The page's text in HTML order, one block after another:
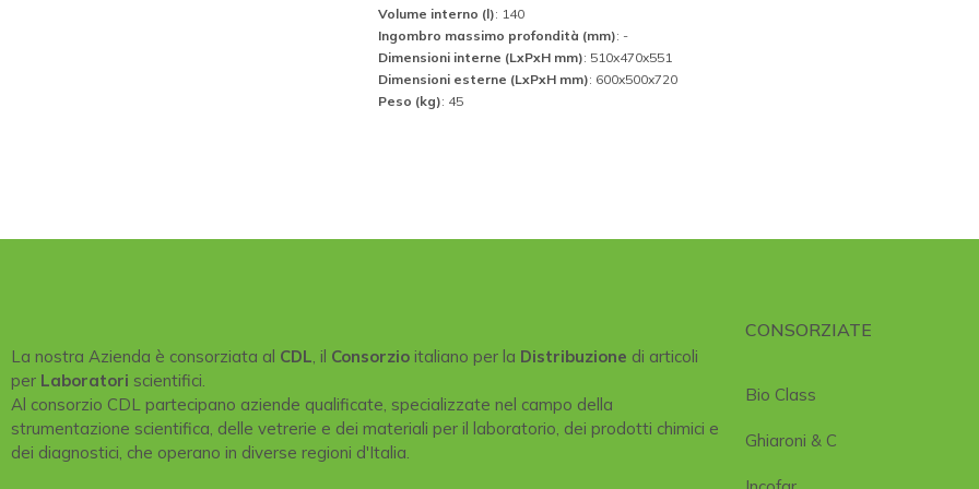
Volume interno (l): 140
Ingombro massimo profondità (mm): -
Dimensioni interne (LxPxH mm): 510x470x551
Dimensioni esterne (LxPxH mm): 600x500x720
Peso (kg): 45
La nostra Azienda è consorziata al CDL, il Consorzio italiano per la Distribuzione di articoli
per Laboratori scientifici.
Al consorzio CDL partecipano aziende qualificate, specializzate nel campo della
strumentazione scientifica, delle vetrerie e dei materiali per il laboratorio, dei prodotti chimici e
dei diagnostici, che operano in diverse regioni d'Italia.
CONSORZIATE
Bio Class
Ghiaroni & C